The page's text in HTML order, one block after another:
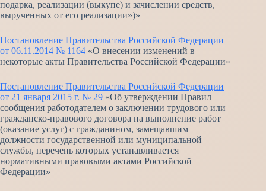
подарка, реализации (выкупе) и зачислении средств,
вырученных от его реализации»)»
Постановление Правительства Российской Федерации
от 06.11.2014 № 1164 «О внесении изменений в
некоторые акты Правительства Российской Федерации»
Постановление Правительства Российской Федерации
от 21 января 2015 г. № 29 «Об утверждении Правил
сообщения работодателем о заключении трудового или
гражданско-правового договора на выполнение работ
(оказание услуг) с гражданином, замещавшим
должности государственной или муниципальной
службы, перечень которых устанавливается
нормативными правовыми актами Российской
Федерации»